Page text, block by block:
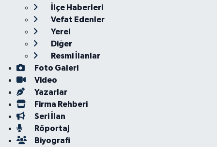
İlçe Haberleri
Vefat Edenler
Yerel
Diğer
Resmi İlanlar
Foto Galeri
Video
Yazarlar
Firma Rehberi
Seri İlan
Röportaj
Biyografi